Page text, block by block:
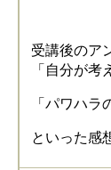
受講後のア
「自分が
「パワハ
といった感